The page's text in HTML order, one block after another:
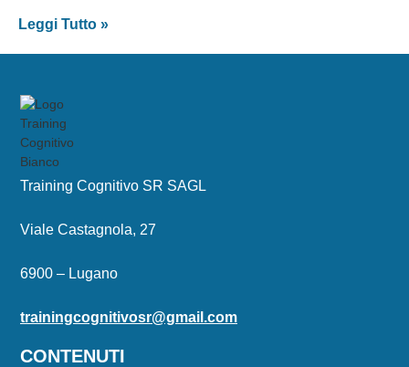
Leggi Tutto »
Training Cognitivo SR SAGL
Viale Castagnola, 27
6900 – Lugano
trainingcognitivosr@gmail.com
CONTENUTI